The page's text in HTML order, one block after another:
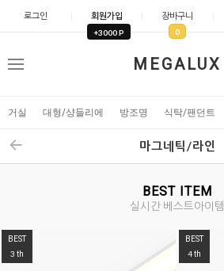
로그인 회원가입
+3000 P
장바구니
0
MEGALUX
메
거실 대형/샹들리에 방조명 식탁/팬던트
마그네틱/라인
BEST ITEM
실시간 베스트아이템
BEST
5th
BEST
6th